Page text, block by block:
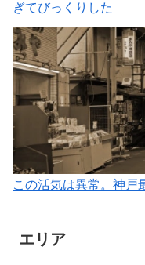
ぎてびっくりした
この活気は異常。神戸
エリア